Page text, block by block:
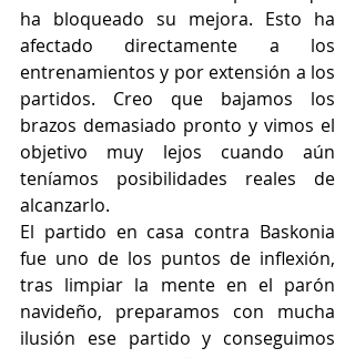
ha bloqueado su mejora. Esto ha
afectado directamente a los
entrenamientos y por extensión a los
partidos. Creo que bajamos los
brazos demasiado pronto y vimos el
objetivo muy lejos cuando aún
teníamos posibilidades reales de
alcanzarlo.
El partido en casa contra Baskonia
fue uno de los puntos de inflexión,
tras limpiar la mente en el parón
navideño, preparamos con mucha
ilusión ese partido y conseguimos